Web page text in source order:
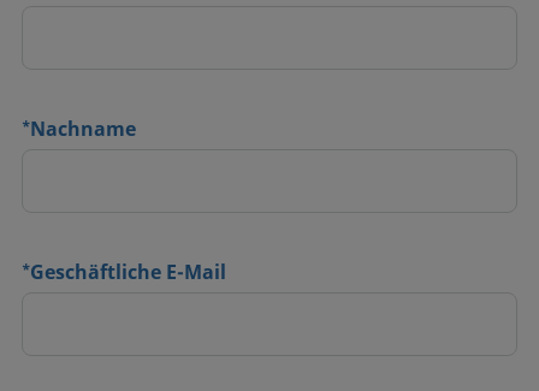
*Nachname
*Geschäftliche E-Mail